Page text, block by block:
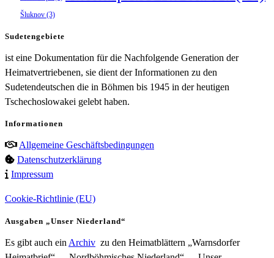
Šluknov (3)
Sudetengebiete
ist eine Dokumentation für die Nachfolgende Generation der
Heimatvertriebenen, sie dient der Informationen zu den
Sudetendeutschen die in Böhmen bis 1945 in der heutigen
Tschechoslowakei gelebt haben.
Informationen
Allgemeine Geschäftsbedingungen
Datenschutzerklärung
Impressum
Cookie-Richtlinie (EU)
Ausgaben „Unser Niederland“
Es gibt auch ein Archiv zu den Heimatblättern „Warnsdorfer